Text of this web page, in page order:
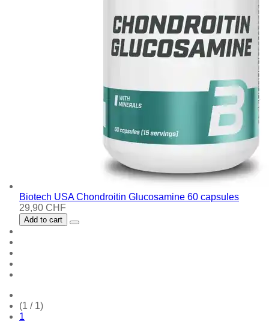
Biotech USA Chondroitin Glucosamine 60 capsules
29,90 CHF
Add to cart
(1 / 1)
1